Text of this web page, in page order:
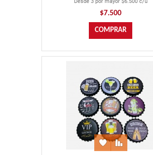
Desde 3 por mayor $6.500 c/u
$7.500